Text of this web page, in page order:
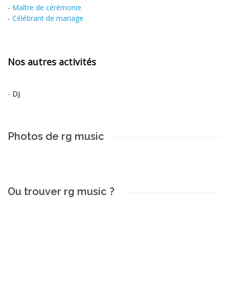
- Maître de cérémonie
- Célébrant de mariage
Nos autres activités
- DJ
Photos de rg music
Ou trouver rg music ?